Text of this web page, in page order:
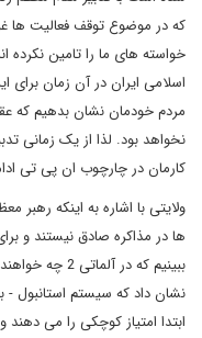
که در موضوع توقف فعالیت ها
خواسته های ما را تامین
اسلامی ایران در آن زمان برای
مردم خودمان نشان بدهیم که
نخواهد بود. لذا از یک زمانی
کارمان در چارچوب ان پی تی
ولایتی با اشاره به اینکه رهبر
ها در مذاکره صادق نیستند و
نشان داد که سیستم استانبول
ابتدا امتیاز کوچکی را می